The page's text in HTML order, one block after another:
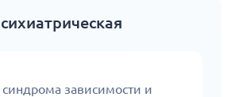
синдрома зависимости и